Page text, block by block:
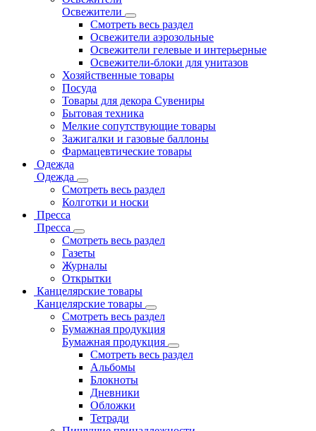
Освежители
Смотреть весь раздел
Освежители аэрозольные
Освежители гелевые и интерьерные
Освежители-блоки для унитазов
Хозяйственные товары
Посуда
Товары для декора Сувениры
Бытовая техника
Мелкие сопутствующие товары
Зажигалки и газовые баллоны
Фармацевтические товары
Одежда
Одежда
Смотреть весь раздел
Колготки и носки
Пресса
Пресса
Смотреть весь раздел
Газеты
Журналы
Открытки
Канцелярские товары
Канцелярские товары
Смотреть весь раздел
Бумажная продукция
Бумажная продукция
Смотреть весь раздел
Альбомы
Блокноты
Дневники
Обложки
Тетради